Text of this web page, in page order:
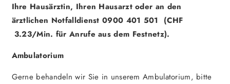
Ihre Hausärztin, Ihren Hausarzt oder an den
ärztlichen Notfalldienst 0900 401 501 (CHF
3.23/Min. für Anrufe aus dem Festnetz).
Ambulatorium
Gerne behandeln wir Sie in unserem Ambulatorium, bitte